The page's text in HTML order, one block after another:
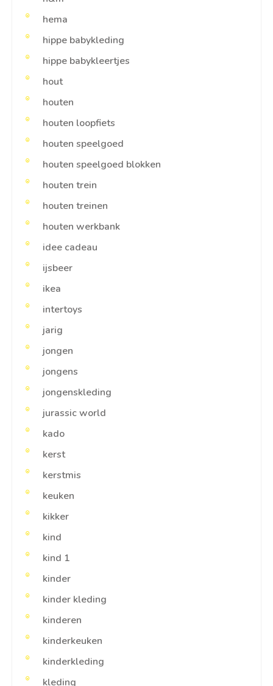
hema
hippe babykleding
hippe babykleertjes
hout
houten
houten loopfiets
houten speelgoed
houten speelgoed blokken
houten trein
houten treinen
houten werkbank
idee cadeau
ijsbeer
ikea
intertoys
jarig
jongen
jongens
jongenskleding
jurassic world
kado
kerst
kerstmis
keuken
kikker
kind
kind 1
kinder
kinder kleding
kinderen
kinderkeuken
kinderkleding
kleding